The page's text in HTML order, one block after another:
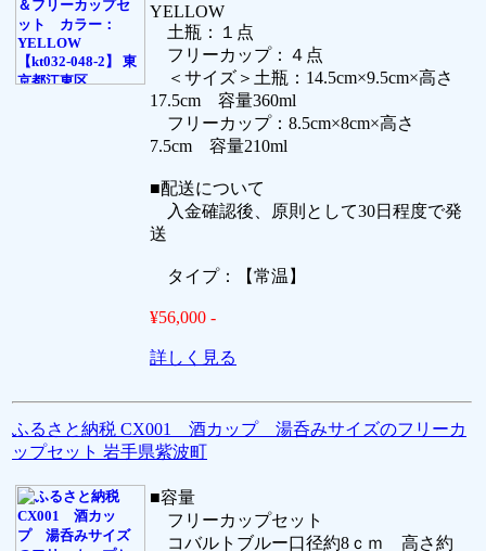
YELLOW
土瓶：１点
フリーカップ：４点
＜サイズ＞土瓶：14.5cm×9.5cm×高さ
17.5cm 容量360ml
フリーカップ：8.5cm×8cm×高さ
7.5cm 容量210ml
■配送について
入金確認後、原則として30日程度で発
送
タイプ：【常温】
¥56,000 -
詳しく見る
ふるさと納税 CX001 酒カップ 湯呑みサイズのフリーカ
ップセット 岩手県紫波町
■容量
フリーカップセット
コバルトブルー口径約8ｃｍ 高さ約